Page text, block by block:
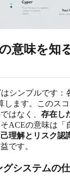
意味を知
シンプルです：
します。このス
はなく、 存在し
ACEの意味は「
己理解とリスク認
です。
グシステムの